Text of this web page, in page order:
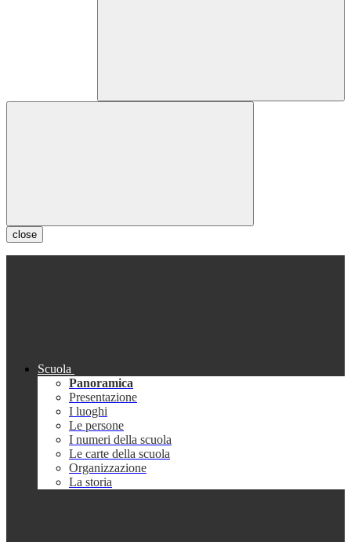
close
Scuola
Panoramica
Presentazione
I luoghi
Le persone
I numeri della scuola
Le carte della scuola
Organizzazione
La storia